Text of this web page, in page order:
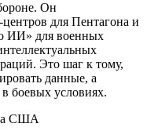
Он
центров для Пентагона и
ИИ» для военных
Это шаг к тому,
данные, а
боевых условиях.
США